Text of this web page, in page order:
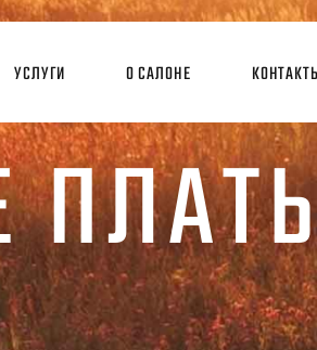
УСЛУГИ О САЛОНЕ